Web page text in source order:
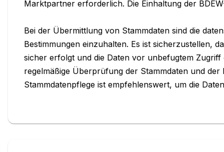
Marktpartner erforderlich. Die Einhaltung der
Bei der Übermittlung von Stammdaten sind die
Bestimmungen einzuhalten. Es ist sicherzustellen,
sicher erfolgt und die Daten vor unbefugtem Zugriff
regelmäßige Überprüfung der Stammdaten und der
Stammdatenpflege ist empfehlenswert, um die